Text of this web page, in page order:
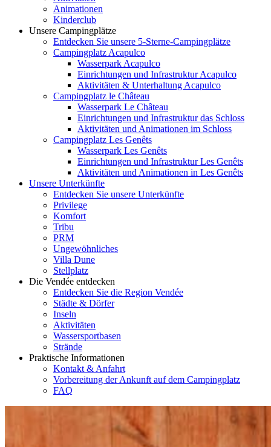
Animationen
Kinderclub
Unsere Campingplätze
Entdecken Sie unsere 5-Sterne-Campingplätze
Campingplatz Acapulco
Wasserpark Acapulco
Einrichtungen und Infrastruktur Acapulco
Aktivitäten & Unterhaltung Acapulco
Campingplatz le Château
Wasserpark Le Château
Einrichtungen und Infrastruktur das Schloss
Aktivitäten und Animationen im Schloss
Campingplatz Les Genêts
Wasserpark Les Genêts
Einrichtungen und Infrastruktur Les Genêts
Aktivitäten und Animationen in Les Genêts
Unsere Unterkünfte
Entdecken Sie unsere Unterkünfte
Privilege
Komfort
Tribu
PRM
Ungewöhnliches
Villa Dune
Stellplatz
Die Vendée entdecken
Entdecken Sie die Region Vendée
Städte & Dörfer
Inseln
Aktivitäten
Wassersportbasen
Strände
Praktische Informationen
Kontakt & Anfahrt
Vorbereitung der Ankunft auf dem Campingplatz
FAQ